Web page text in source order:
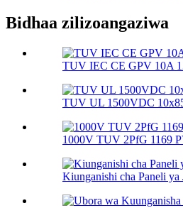
Bidhaa zilizoangaziwa
TUV IEC CE GPV 10A
TUV UL 1500VDC
1000V TUV 2PfG 1169
Kiunganishi cha Paneli